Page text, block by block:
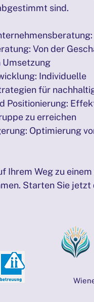
sind.
Von der
Individuelle
für
Positionierung:
zu erreichen
Optimierung
Ihrem Weg zu
Starten Sie jetzt